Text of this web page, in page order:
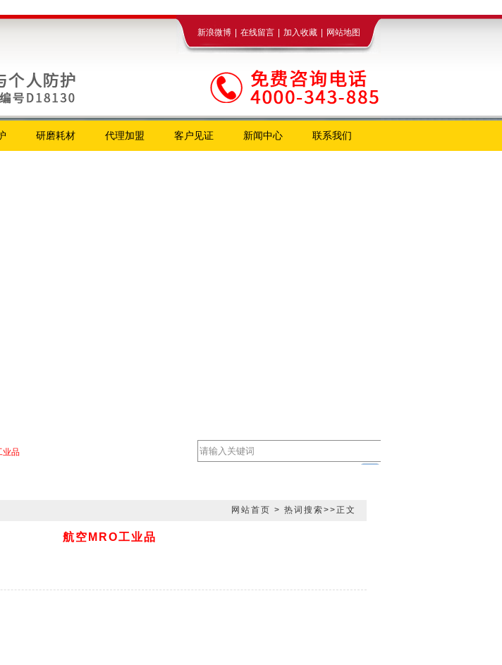
新浪微博 在线留言 加入收藏 网站地图
研磨耗材 代理加盟 客户见证 新闻中心 联系我们
业品
网站首页 > 热词搜索>>正文
航空MRO工业品